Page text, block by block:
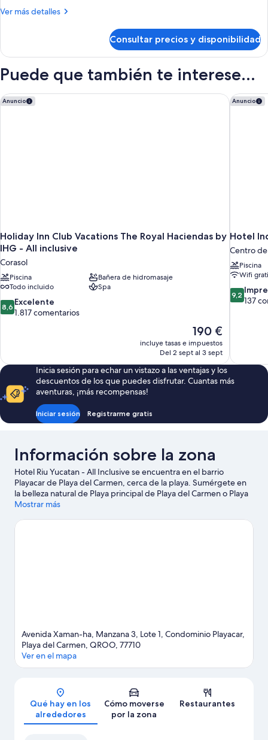
Ver más detalles
Más
Consultar precios y disponibilidad
Puede que también te interese...
Anuncio
Holiday Inn Club Vacations The Royal Haciendas by
IHG - All inclusive
Corasol
Piscina
Bañera de hidromasaje
Todo incluido
Spa
8.6
sobre
8,6 Excelente
1.817 comentarios
El
precio
actual
de
190 €
190 €
incluye tasas e impuestos
Del 2 sept al 3 sept
Holiday Inn Club Vacations The Royal Haciendas by IHG - All
Anuncio
Hotel
Centro
Piscina
Wifi
9.2
sobre
9,2
137
Hotel
Inicia sesión para echar un vistazo a las ventajas y los
descuentos de los que puedes disfrutar. Cuantas más
aventuras, ¡más recompensas!
Iniciar sesión Registrarme gratis
Información sobre la zona
Hotel Riu Yucatan - All Inclusive se encuentra en el barrio
Playacar de Playa del Carmen, cerca de la playa. Sumérgete en
la belleza natural de Playa principal de Playa del Carmen o Playa
Playacar, antes de recorrer atracciones turísticas como Parque
niños? Si es así, puedes llevarlos a Aviario Xaman Ha o a Xenses
Mostrar más
Avenida Xaman-ha, Manzana 3, Lote 1, Condominio Playacar,
Playa del Carmen, QROO, 77710
Ver en el mapa
Qué hay en los
alrededores
Cómo moverse
por la zona
Restaurantes